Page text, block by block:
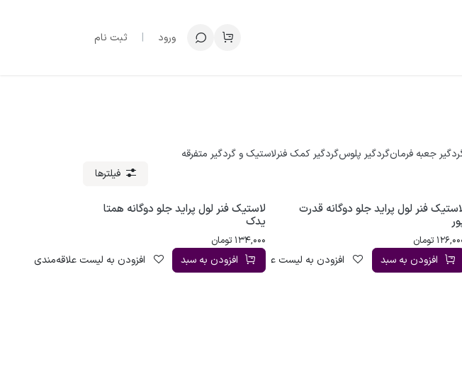
ورود | ثبت نام
جعبه فرمانگردگیر پلوسگردگیر کمک فنرلاستیک و گردگیر متفرقه
فیلترها
فنر لول پراید جلو دوگانه قدرت
تومان
افزودن به سبد افزودن به لیست علاقه‌مندی
لاستیک فنر لول پراید جلو دوگانه همتا
یدک
134,000 تومان
افزودن به سبد افزودن به لیست علاقه‌مندی